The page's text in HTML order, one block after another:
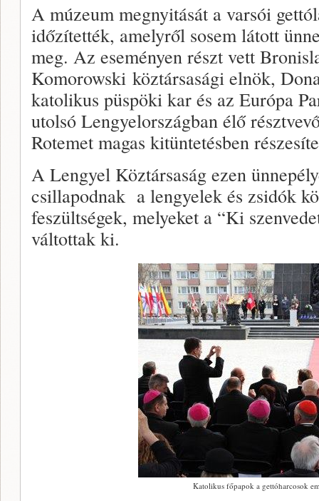
A múzeum megnyitását a varsói
időzítették, amelyről sosem látott
meg. Az eseményen részt vett
Komorowski köztársasági elnök,
katolikus püspöki kar és az Európa
utolsó Lengyelországban élő
Rotemet magas kitüntetésben
A Lengyel Köztársaság ezen
csillapodnak a lengyelek és zsidók
feszültségek, melyeket a “Ki
váltottak ki.
Katolikus főpapok a gettóharcosok